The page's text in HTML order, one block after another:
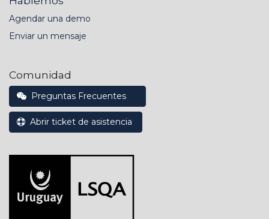
Agendar una demo
Enviar un mensaje
Comunidad
Preguntas Frecuentes
Abrir ticket de asistencia